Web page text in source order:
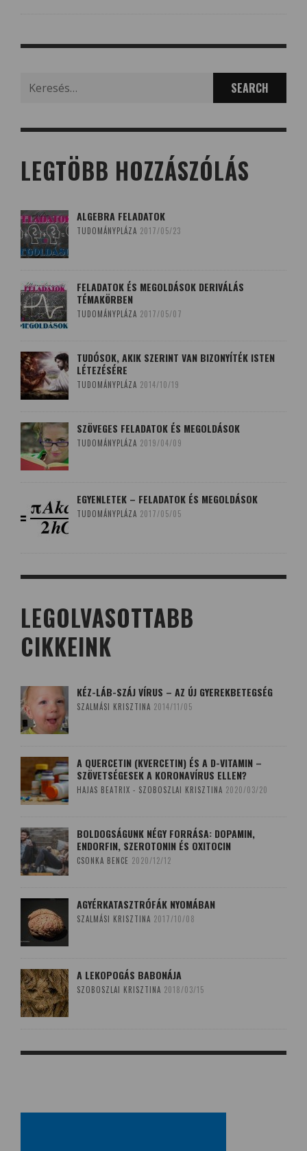
LEGTÖBB HOZZÁSZÓLÁS
ALGEBRA FELADATOK
TUDOMÁNYPLÁZA 2017/05/23
FELADATOK ÉS MEGOLDÁSOK DERIVÁLÁS
TÉMAKÖRBEN
TUDOMÁNYPLÁZA 2017/05/07
TUDÓSOK, AKIK SZERINT VAN BIZONYÍTÉK ISTEN
LÉTEZÉSÉRE
TUDOMÁNYPLÁZA 2014/10/19
SZÖVEGES FELADATOK ÉS MEGOLDÁSOK
TUDOMÁNYPLÁZA 2019/04/09
EGYENLETEK – FELADATOK ÉS MEGOLDÁSOK
TUDOMÁNYPLÁZA 2017/05/05
LEGOLVASOTTABB
CIKKEINK
KÉZ-LÁB-SZÁJ VÍRUS – AZ ÚJ GYEREKBETEGSÉG
SZALMÁSI KRISZTINA 2014/11/05
A QUERCETIN (KVERCETIN) ÉS A D-VITAMIN –
SZÖVETSÉGESEK A KORONAVÍRUS ELLEN?
HAJAS BEATRIX - SZOBOSZLAI KRISZTINA 2020/03/20
BOLDOGSÁGUNK NÉGY FORRÁSA: DOPAMIN,
ENDORFIN, SZEROTONIN ÉS OXITOCIN
CSONKA BENCE 2020/12/12
AGYÉRKATASZTRÓFÁK NYOMÁBAN
SZALMÁSI KRISZTINA 2017/10/08
A LEKOPOGÁS BABONÁJA
SZOBOSZLAI KRISZTINA 2018/03/15